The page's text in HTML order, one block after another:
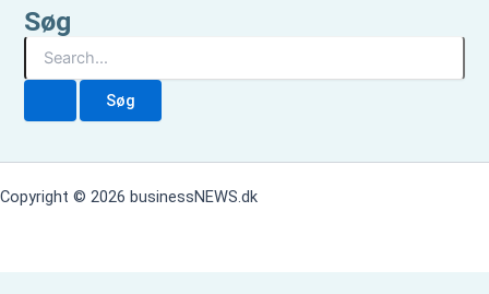
Søg
r
Copyright © 2026 businessNEWS.dk